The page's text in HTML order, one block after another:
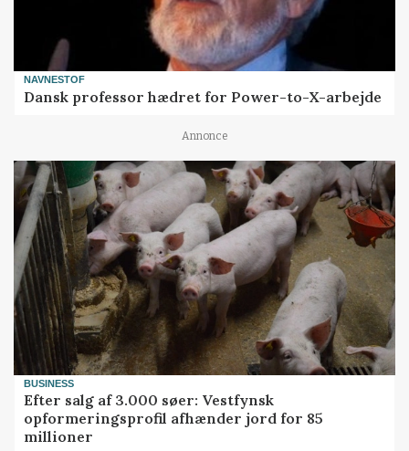
NAVNESTOF
Dansk professor hædret for Power-to-X-arbejde
Annonce
BUSINESS
Efter salg af 3.000 søer: Vestfynsk
opformeringsprofil afhænder jord for 85
millioner